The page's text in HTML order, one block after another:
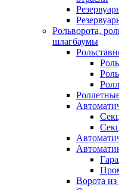
Рольворота,
шлагбаумы
Ворота